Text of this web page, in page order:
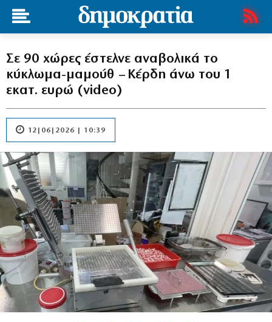
Σε 90 χώρες έστελνε αναβολικά το
κύκλωμα-μαμούθ – Κέρδη άνω του 1
εκατ. ευρώ (video)
12|06|2026 | 10:39